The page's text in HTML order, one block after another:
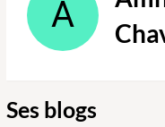
A
Ses blogs